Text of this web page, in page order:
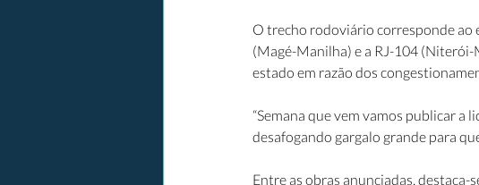
O trecho rodoviário corresponde
(Magé-Manilha) e a RJ-104
estado em razão dos
“Semana que vem vamos publicar a
desafogando gargalo grande para
Entre as obras anunciadas,